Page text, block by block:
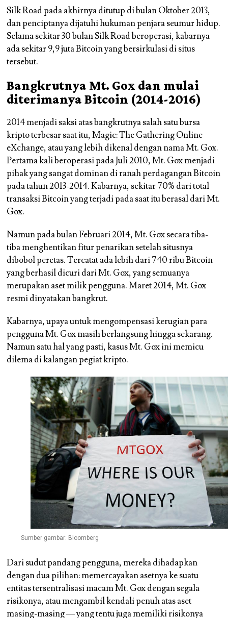
Silk Road pada akhirnya ditutup di bulan Oktober 2013,
dan penciptanya dijatuhi hukuman penjara seumur hidup.
Selama sekitar 30 bulan Silk Road beroperasi, kabarnya
ada sekitar 9,9 juta Bitcoin yang bersirkulasi di situs
tersebut.
Bangkrutnya Mt. Gox dan mulai
diterimanya Bitcoin (2014-2016)
2014 menjadi saksi atas bangkrutnya salah satu bursa
kripto terbesar saat itu, Magic: The Gathering Online
eXchange, atau yang lebih dikenal dengan nama Mt. Gox.
Pertama kali beroperasi pada Juli 2010, Mt. Gox menjadi
pihak yang sangat dominan di ranah perdagangan Bitcoin
pada tahun 2013-2014. Kabarnya, sekitar 70% dari total
transaksi Bitcoin yang terjadi pada saat itu berasal dari Mt.
Gox.
Namun pada bulan Februari 2014, Mt. Gox secara tiba-
tiba menghentikan fitur penarikan setelah situsnya
dibobol peretas. Tercatat ada lebih dari 740 ribu Bitcoin
yang berhasil dicuri dari Mt. Gox, yang semuanya
merupakan aset milik pengguna. Maret 2014, Mt. Gox
resmi dinyatakan bangkrut.
Kabarnya, upaya untuk mengompensasi kerugian para
pengguna Mt. Gox masih berlangsung hingga sekarang.
Namun satu hal yang pasti, kasus Mt. Gox ini memicu
dilema di kalangan pegiat kripto.
Sumber gambar: Bloomberg
Dari sudut pandang pengguna, mereka dihadapkan
dengan dua pilihan: memercayakan asetnya ke suatu
entitas tersentralisasi macam Mt. Gox dengan segala
risikonya, atau mengambil kendali penuh atas aset
masing-masing — yang tentu juga memiliki risikonya